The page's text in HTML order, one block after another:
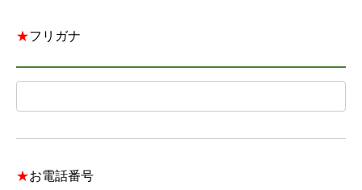
★フリガナ
★お電話番号